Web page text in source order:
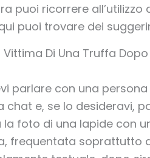
puoi ricorrere
puoi trovare dei
Vittima Di Una Truffa
parlare con una
chat e, se lo desideravi,
foto di una lapide con
frequentata soprattutto